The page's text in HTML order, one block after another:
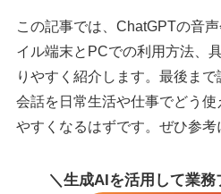
この記事では、ChatGPTの音
イル端末とPCでの利用方法、
りやすく紹介します。最後ま
会話を日常生活や仕事でどう
やすくなるはずです。ぜひ参考
＼生成AIを活用して業務